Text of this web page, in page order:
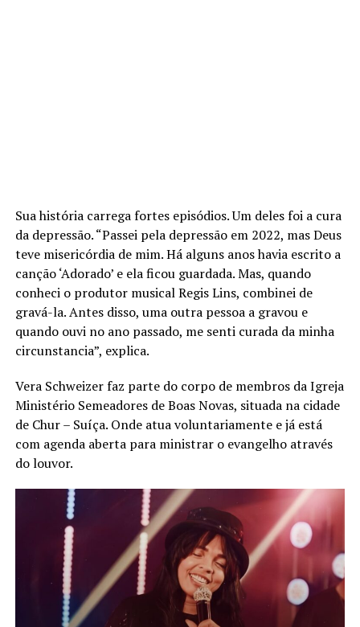
Sua história carrega fortes episódios. Um deles foi a cura
da depressão. “Passei pela depressão em 2022, mas Deus
teve misericórdia de mim. Há alguns anos havia escrito a
canção ‘Adorado’ e ela ficou guardada. Mas, quando
conheci o produtor musical Regis Lins, combinei de
gravá-la. Antes disso, uma outra pessoa a gravou e
quando ouvi no ano passado, me senti curada da minha
circunstancia”, explica.
Vera Schweizer faz parte do corpo de membros da Igreja
Ministério Semeadores de Boas Novas, situada na cidade
de Chur – Suíça. Onde atua voluntariamente e já está
com agenda aberta para ministrar o evangelho através
do louvor.